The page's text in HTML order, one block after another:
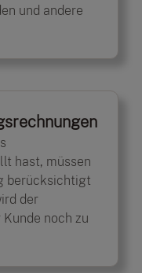
und andere
hast, müssen
berücksichtigt
der
noch zu